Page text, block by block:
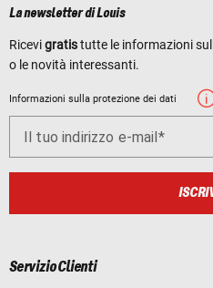
La newsletter di Louis
Ricevigratistutte le informazioni
o le novità interessanti.
Informazioni sulla protezione dei dati
Il tuo indirizzo e-mail
Servizio Clienti